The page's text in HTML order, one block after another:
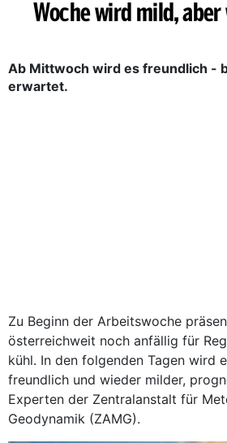
Woche wird mild,
Ab Mittwoch wird es freundlich -
erwartet.
Zu Beginn der Arbeitswoche
österreichweit noch anfällig für
kühl. In den folgenden Tagen wird
freundlich und wieder milder,
Experten der Zentralanstalt für
Geodynamik (ZAMG).